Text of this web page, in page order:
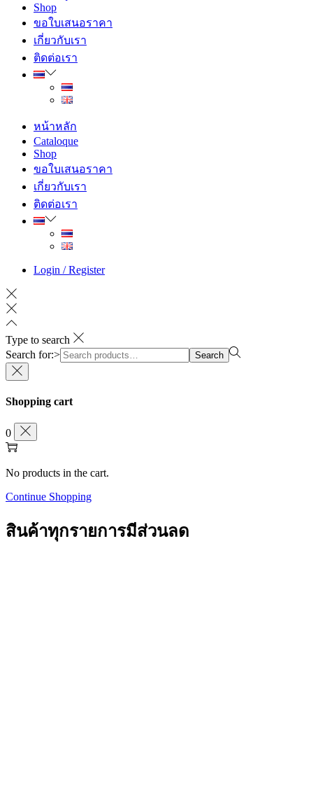
Shop
ขอใบเสนอราคา
เกี่ยวกับเรา
ติดต่อเรา
หน้าหลัก
Cataloque
Shop
ขอใบเสนอราคา
เกี่ยวกับเรา
ติดต่อเรา
Login / Register
Type to search
Search for:>
Search
Shopping cart
0
No products in the cart.
Continue Shopping
สินค้าทุกรายการมีส่วนลด